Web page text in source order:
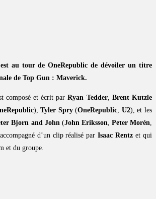
au tour de OneRepublic de dévoiler un titre
de Top Gun : Maverick.
composé et écrit parRyan Tedder, Brent Kutzle
),Tyler Spry(OneRepublic, U2), et les
Bjorn and John(John Eriksson, Peter Morén,
d’un clip réalisé parIsaac Rentz et qui
et du groupe.